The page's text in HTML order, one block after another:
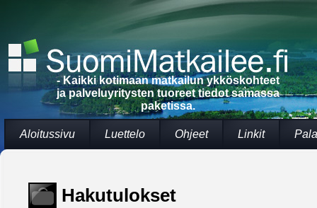
- Kaikki kotimaan matkailun ykköskohteet
ja palveluyritysten tuoreet tiedot samassa
paketissa.
Aloitussivu Luettelo Ohjeet Linkit
Hakutulokset